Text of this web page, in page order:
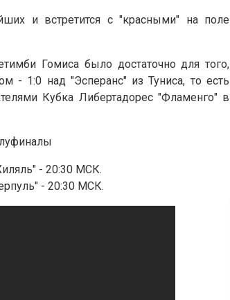
и встретится с "красными" на поле
Гомиса было достаточно для того,
- 1:0 над "Эсперанс" из Туниса, то есть
Кубка Либертадорес "Фламенго" в
- 20:30 МСК.
- 20:30 МСК.